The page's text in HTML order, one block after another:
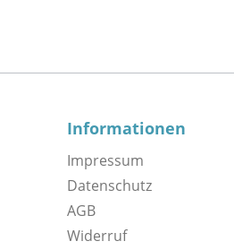
Informationen
Impressum
Datenschutz
AGB
Widerruf